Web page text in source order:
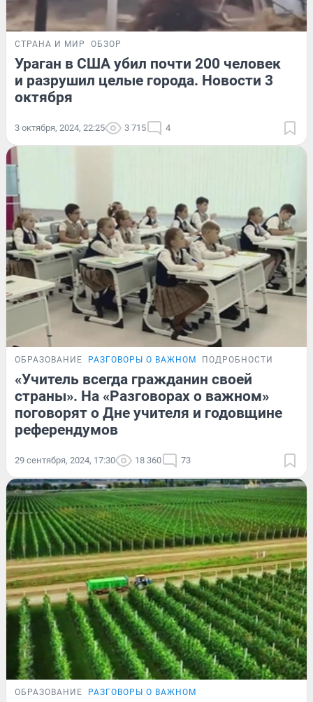
СТРАНА И МИР ОБЗОР
Ураган в США убил почти 200 человек
и разрушил целые города. Новости 3
октября
3 октября, 2024, 22:25 3 715 4
ОБРАЗОВАНИЕ РАЗГОВОРЫ О ВАЖНОМ ПОДРОБНОСТИ
«Учитель всегда гражданин своей
страны». На «Разговорах о важном»
поговорят о Дне учителя и годовщине
референдумов
29 сентября, 2024, 17:30 18 360 73
ОБРАЗОВАНИЕ РАЗГОВОРЫ О ВАЖНОМ